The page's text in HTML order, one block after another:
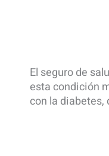
El seguro de
esta condición
con la